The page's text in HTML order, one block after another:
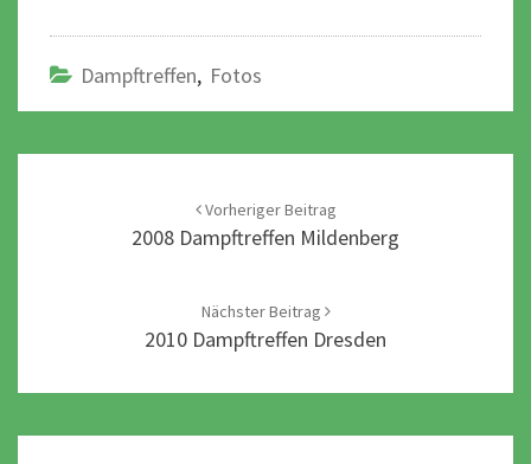
Dampftreffen, Fotos
Vorheriger Beitrag
2008 Dampftreffen Mildenberg
Nächster Beitrag
2010 Dampftreffen Dresden